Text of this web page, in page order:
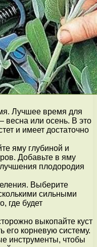
Лучшее время для
весна или осень. В это
и имеет достаточно
яму глубиной и
Добавьте в яму
плодородия
Выберите
сильными
где будет
выкопайте куст
его корневую систему.
инструменты, чтобы